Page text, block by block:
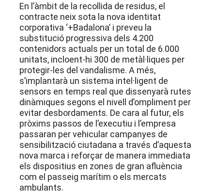
En l’àmbit de la recollida de residus, el
contracte neix sota la nova identitat
corporativa ‘+Badalona’ i preveu la
substitució progressiva dels 4.200
contenidors actuals per un total de 6.000
unitats, incloent-hi 300 de metàl·liques per
protegir-les del vandalisme. A més,
s’implantarà un sistema intel·ligent de
sensors en temps real que dissenyarà rutes
dinàmiques segons el nivell d’ompliment per
evitar desbordaments. De cara al futur, els
pròxims passos de l’executiu i l’empresa
passaran per vehicular campanyes de
sensibilització ciutadana a través d’aquesta
nova marca i reforçar de manera immediata
els dispositius en zones de gran afluència
com el passeig marítim o els mercats
ambulants.